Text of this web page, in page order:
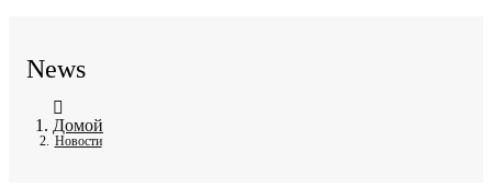
News
Домой
Новости